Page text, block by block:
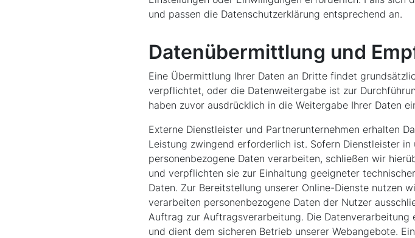
und passen die Datenschutzerklärung entsprechend an.
Datenübermittlung und
Eine Übermittlung Ihrer Daten an Dritte findet
verpflichtet, oder die Datenweitergabe ist zur
haben zuvor ausdrücklich in die Weitergabe Ihrer Daten
Externe Dienstleister und Partnerunternehmen erhalten
Leistung zwingend erforderlich ist. Sofern Dienstleister
personenbezogene Daten verarbeiten, schließen wir
und verpflichten sie zur Einhaltung geeigneter
Daten. Zur Bereitstellung unserer Online-Dienste nutzen
verarbeiten personenbezogene Daten der Nutzer
Auftrag zur Auftragsverarbeitung. Die
und dient dem sicheren Betrieb unserer Webangebote.